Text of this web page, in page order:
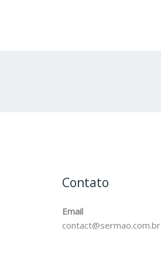
Contato
Email
contact@sermao.com.br